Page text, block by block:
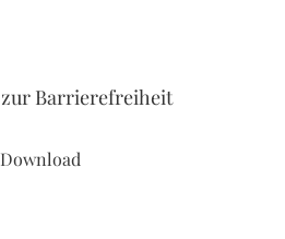
zur Barrierefreiheit
Download